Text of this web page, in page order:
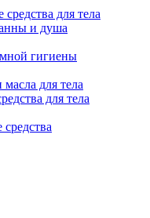
для тела
и душа
гигиены
для тела
для тела